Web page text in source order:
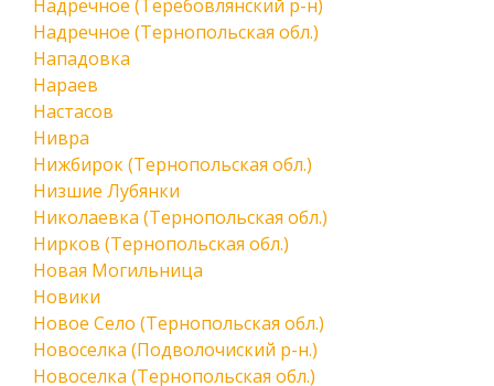
Надречное (Теребовлянский р-н)
Надречное (Тернопольская обл.)
Нападовка
Нараев
Настасов
Нивра
Нижбирок (Тернопольская обл.)
Низшие Лубянки
Николаевка (Тернопольская обл.)
Нирков (Тернопольская обл.)
Новая Могильница
Новики
Новое Село (Тернопольская обл.)
Новоселка (Подволочиский р-н.)
Новоселка (Тернопольская обл.)